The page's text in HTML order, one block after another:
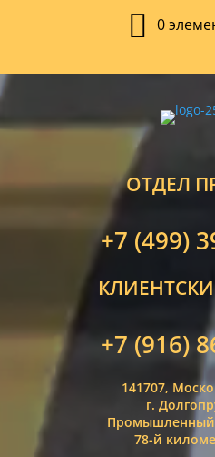
0
ОТДЕЛ
+7 (499)
+7 (916)
141707,
г.
Промышленный
78-й